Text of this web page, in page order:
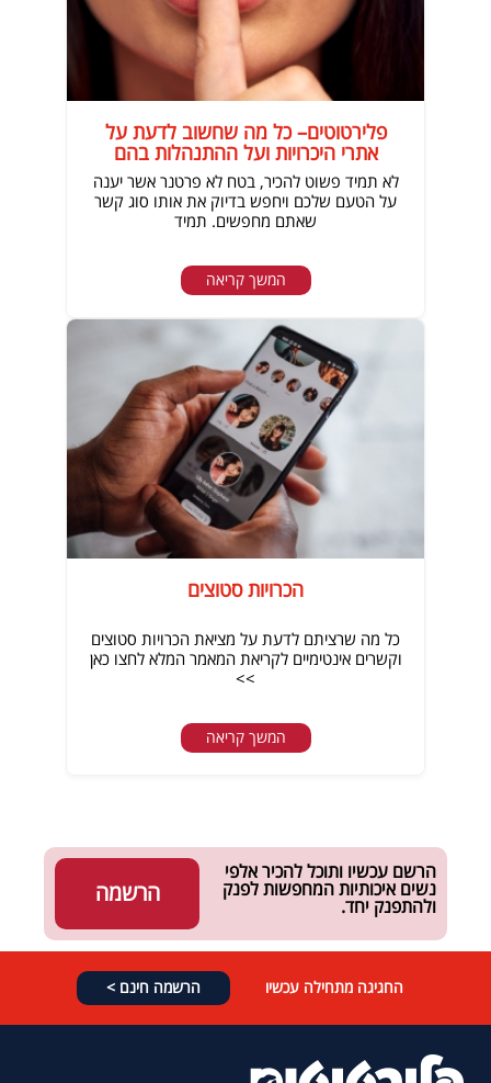
פלירטוטים– כל מה שחשוב לדעת על
אתרי היכרויות ועל ההתנהלות בהם
לא תמיד פשוט להכיר, בטח לא פרטנר אשר יענה
על הטעם שלכם ויחפש בדיוק את אותו סוג קשר
שאתם מחפשים. תמיד
המשך קריאה
הכרויות סטוצים
כל מה שרציתם לדעת על מציאת הכרויות סטוצים
וקשרים אינטימיים לקריאת המאמר המלא לחצו כאן
>>
המשך קריאה
הרשמה
הרשם עכשיו ותוכל להכיר אלפי
נשים איכותיות המחפשות לפנק
ולהתפנק יחד.
החגיגה מתחילה עכשיו הרשמה חינם >